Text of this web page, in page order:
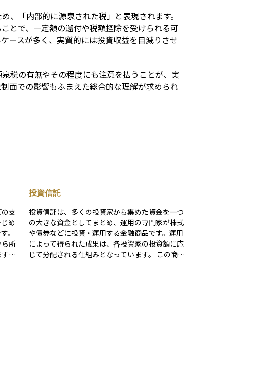
、「内部的に源泉された税」と表現されます。
とで、一定額の還付や税額控除を受けられる可
ースが多く、実質的には投資収益を目減りさせ
税の有無やその程度にも注意を払うことが、実
面での影響もふまえた総合的な理解が求められ
支
め
。
所
。
投資信託
投資信託は、多くの投資家から集めた資金を一つ
の大きな資金としてまとめ、運用の専門家が株式
や債券などに投資・運用する金融商品です。運用
によって得られた成果は、各投資家の投資額に応
じて分配される仕組みとなっています。 この商品